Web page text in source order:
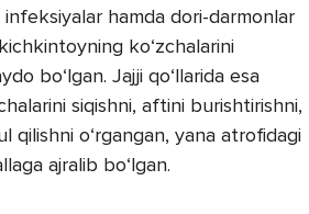
hamda dori-darmonlar
ko‘zchalarini
bo‘lgan. Jajji qo‘llarida esa
siqishni, aftini burishtirishni,
qilishni o‘rgangan, yana atrofidagi
ajralib bo‘lgan.